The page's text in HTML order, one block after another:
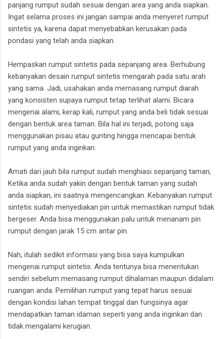
panjang rumput sudah sesuai dengan area yang anda siapkan.
Ingat selama proses ini jangan sampai anda menyeret rumput
sintetis ya, karena dapat menyebabkan kerusakan pada
pondasi yang telah anda siapkan.
Hempaskan rumput sintetis pada sepanjang area. Berhubung
kebanyakan desain rumput sintetis mengarah pada satu arah
yang sama. Jadi, usahakan anda memasang rumput diarah
yang konsisten supaya rumput tetap terlihat alami. Bicara
mengenai alami, kerap kali, rumput yang anda beli tidak sesuai
dengan bentuk area taman. Bila hal ini terjadi, potong saja
menggunakan pisau atau gunting hingga mencapai bentuk
rumput yang anda inginkan.
Amati dari jauh bila rumput sudah menghiasi sepanjang taman,
Ketika anda sudah yakin dengan bentuk taman yang sudah
anda siapkan, ini saatnya mengencangkan. Kebanyakan rumput
sintetis sudah menyediakan pin untuk memastikan rumput tidak
bergeser. Anda bisa menggunakan palu untuk menanam pin
rumput dengan jarak 15 cm antar pin.
Nah, itulah sedikit informasi yang bisa saya kumpulkan
mengenai rumput sintetis. Anda tentunya bisa menentukan
sendiri sebelum memasang rumput dihalaman maupun didalam
ruangan anda. Pemilihan rumput yang tepat harus sesuai
dengan kondisi lahan tempat tinggal dan fungsinya agar
mendapatkan taman idaman seperti yang anda inginkan dan
tidak mengalami kerugian.